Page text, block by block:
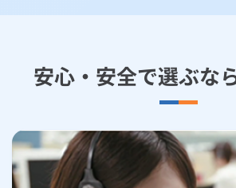
安心・安全で選ぶな